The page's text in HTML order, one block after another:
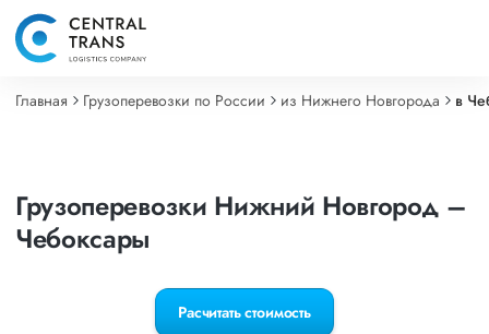
Главная Грузоперевозки по России из Нижнего Новгорода в
Грузоперевозки Нижний Новгород –
Чебоксары
Расчитать стоимость